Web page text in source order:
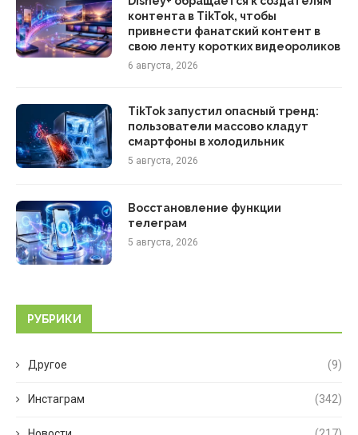
контента в TikTok, чтобы
привнести фанатский контент в
свою ленту коротких видеороликов
6 августа, 2026
TikTok запустил опасный тренд:
пользователи массово кладут
смартфоны в холодильник
5 августа, 2026
Восстановление функции
телеграм
5 августа, 2026
РУБРИКИ
Другое (9)
Инстаграм (342)